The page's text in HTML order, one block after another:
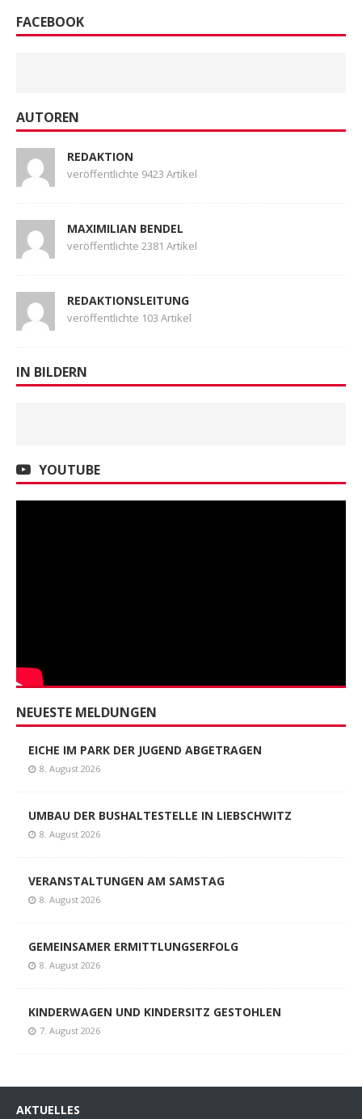
FACEBOOK
AUTOREN
REDAKTION
veröffentlichte 9423 Artikel
MAXIMILIAN BENDEL
veröffentlichte 2381 Artikel
REDAKTIONSLEITUNG
veröffentlichte 103 Artikel
IN BILDERN
YOUTUBE
NEUESTE MELDUNGEN
EICHE IM PARK DER JUGEND ABGETRAGEN
8. August 2026
UMBAU DER BUSHALTESTELLE IN LIEBSCHWITZ
8. August 2026
VERANSTALTUNGEN AM SAMSTAG
8. August 2026
GEMEINSAMER ERMITTLUNGSERFOLG
8. August 2026
KINDERWAGEN UND KINDERSITZ GESTOHLEN
7. August 2026
AKTUELLES